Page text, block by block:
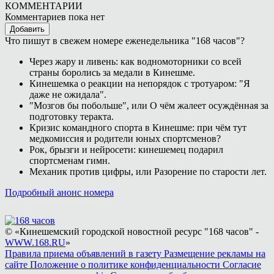
КОММЕНТАРИИ
Комментариев пока нет
Добавить
Что пишут в свежем номере еженедельника "168 часов"?
Через жару и ливень: как водномоторники со всей
страны боролись за медали в Кинешме.
Кинешемка о реакции на непорядок с тротуаром: "Я
даже не ожидала".
"Мозгов бы побольше", или О чём жалеет осуждённая за
подготовку теракта.
Кризис командного спорта в Кинешме: при чём тут
медкомиссия и родители юных спортсменов?
Рок, брызги и нейросети: кинешемец подарил
спортсменам гимн.
Механик против цифры, или Разорение по старости лет.
Подробный анонс номера
© «Кинешемский городской новостной ресурс "168 часов" -
WWW.168.RU»
Правила приема объявлений в газету Размещение рекламы на
сайте Положение о политике конфиденциальности Согласие